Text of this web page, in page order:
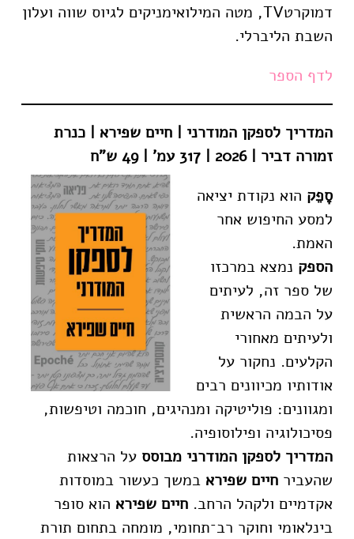
דמוקרטTV, מטה המילואימניקים לגיוס שווה ועלון
השבת הליברלי.
לדף הספר
המדריך לספקן המודרני | חיים שפירא | כנרת
זמורה דביר | 2026 | 317 עמ' | 49 ש"ח
סָפֵק הוא נקודת יציאה
למסע החיפוש אחר
האמת.
הספק נמצא במרכזו
של ספר זה, לעיתים
על הבמה הראשית
ולעיתים מאחורי
הקלעים. נחקור על
אודותיו מכיוונים רבים
ומגוונים: פוליטיקה ומנהיגים, חוכמה וטיפשות,
פסיכולוגיה ופילוסופיה.
המדריך לספקן המודרני מבוסס על הרצאות
שהעביר חיים שפירא במשך כעשור במוסדות
אקדמיים ולקהל הרחב. חיים שפירא הוא סופר
בינלאומי וחוקר רב־תחומי, מומחה בתחום תורת